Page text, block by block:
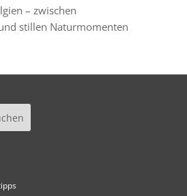
– zwischen
stillen Naturmomenten